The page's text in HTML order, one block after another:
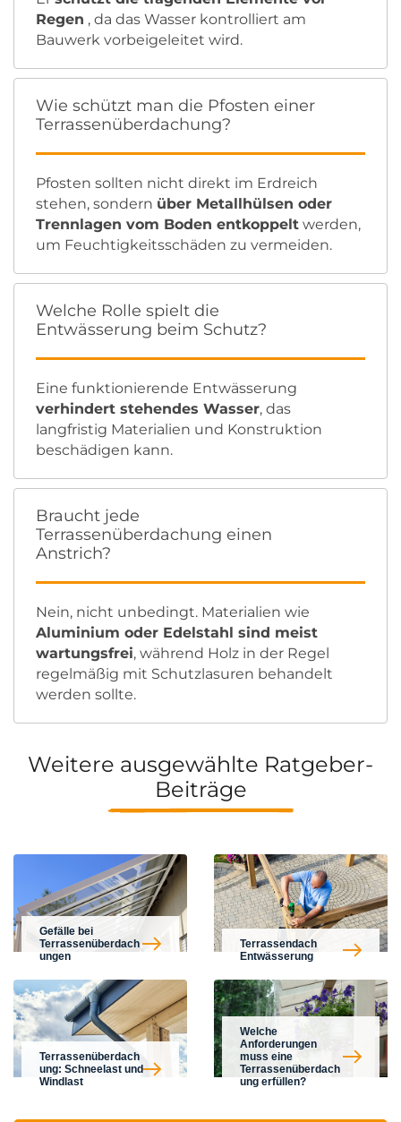
Regen , da das Wasser kontrolliert am
Bauwerk vorbeigeleitet wird.
Wie schützt man die Pfosten einer
Terrassenüberdachung?
Pfosten sollten nicht direkt im Erdreich
stehen, sondern über Metallhülsen oder
Trennlagen vom Boden entkoppelt werden,
um Feuchtigkeitsschäden zu vermeiden.
Welche Rolle spielt die
Entwässerung beim Schutz?
Eine funktionierende Entwässerung
verhindert stehendes Wasser, das
langfristig Materialien und Konstruktion
beschädigen kann.
Braucht jede
Terrassenüberdachung einen
Anstrich?
Nein, nicht unbedingt. Materialien wie
Aluminium oder Edelstahl sind meist
wartungsfrei, während Holz in der Regel
regelmäßig mit Schutzlasuren behandelt
werden sollte.
Weitere ausgewählte Ratgeber-
Beiträge
Gefälle bei
Terrassenüberdach
ungen
Terrassendach
Entwässerung
Terrassenüberdach
ung: Schneelast und
Windlast
Welche
Anforderungen
muss eine
Terrassenüberdach
ung erfüllen?